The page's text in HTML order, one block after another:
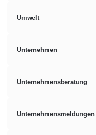
Umwelt
Unternehmen
Unternehmensberatung
Unternehmensmeldungen